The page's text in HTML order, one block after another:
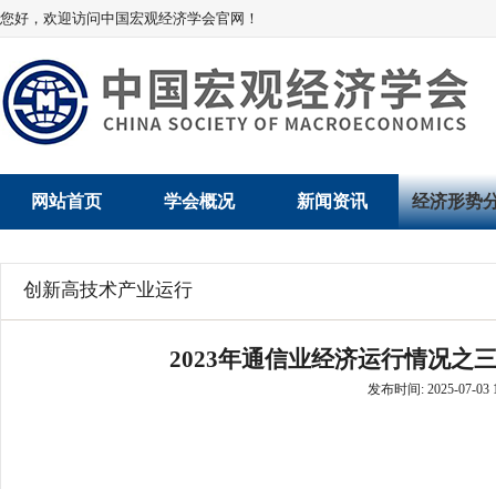
您好，欢迎访问中国宏观经济学会官网！
网站首页 学会概况
学会领导
新闻资讯
学会动态
经济形势
经济运行与
创新高技术产业运行
2023年通信业经济运行情况之
发布时间: 2025-07-03